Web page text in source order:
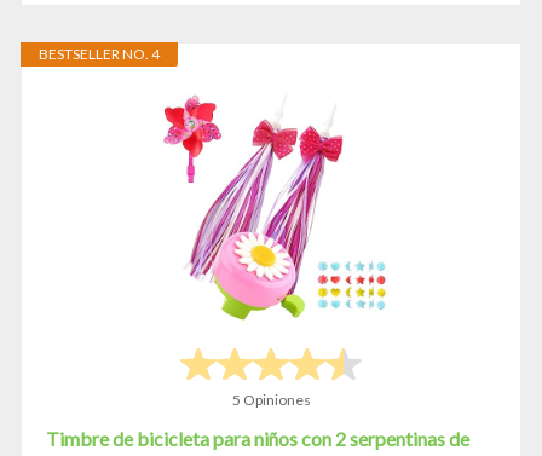
BESTSELLER NO. 4
5 Opiniones
Timbre de bicicleta para niños con 2 serpentinas de